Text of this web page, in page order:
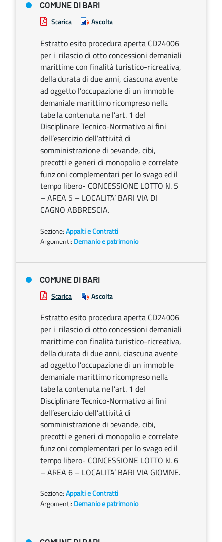
COMUNE DI BARI
Scarica Ascolta
Estratto esito procedura aperta CD24006
per il rilascio di otto concessioni demaniali
marittime con finalità turistico-ricreativa,
della durata di due anni, ciascuna avente
ad oggetto l’occupazione di un immobile
demaniale marittimo ricompreso nella
tabella contenuta nell’art. 1 del
Disciplinare Tecnico-Normativo ai fini
dell’esercizio dell’attività di
somministrazione di bevande, cibi,
precotti e generi di monopolio e correlate
funzioni complementari per lo svago ed il
tempo libero- CONCESSIONE LOTTO N. 5
– AREA 5 – LOCALITA’ BARI VIA DI
CAGNO ABBRESCIA.
Sezione:Appalti e Contratti
Argomenti: Demanio e patrimonio
COMUNE DI BARI
Scarica Ascolta
Estratto esito procedura aperta CD24006
per il rilascio di otto concessioni demaniali
marittime con finalità turistico-ricreativa,
della durata di due anni, ciascuna avente
ad oggetto l’occupazione di un immobile
demaniale marittimo ricompreso nella
tabella contenuta nell’art. 1 del
Disciplinare Tecnico-Normativo ai fini
dell’esercizio dell’attività di
somministrazione di bevande, cibi,
precotti e generi di monopolio e correlate
funzioni complementari per lo svago ed il
tempo libero- CONCESSIONE LOTTO N. 6
– AREA 6 – LOCALITA’ BARI VIA GIOVINE.
Sezione:Appalti e Contratti
Argomenti: Demanio e patrimonio